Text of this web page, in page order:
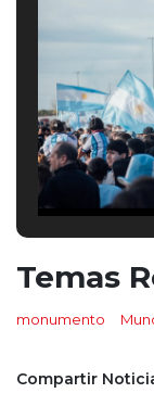
Temas
monumento
Compartir